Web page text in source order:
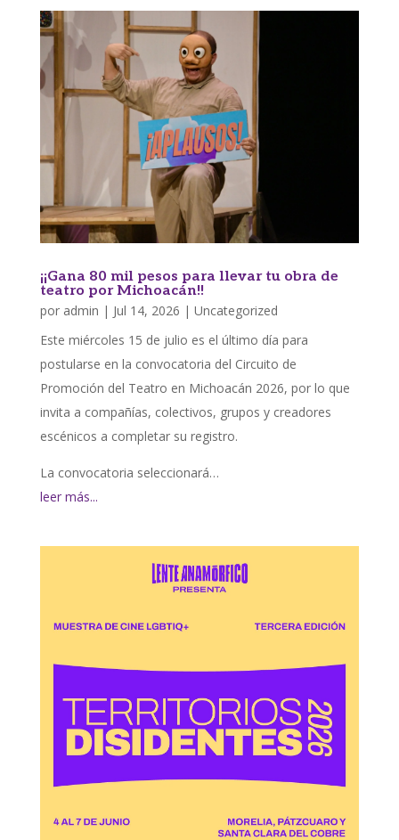
¡¡Gana 80 mil pesos para llevar tu obra de
teatro por Michoacán!!
por admin | Jul 14, 2026 | Uncategorized
Este miércoles 15 de julio es el último día para
postularse en la convocatoria del Circuito de
Promoción del Teatro en Michoacán 2026, por lo que
invita a compañías, colectivos, grupos y creadores
escénicos a completar su registro.
La convocatoria seleccionará…
leer más...